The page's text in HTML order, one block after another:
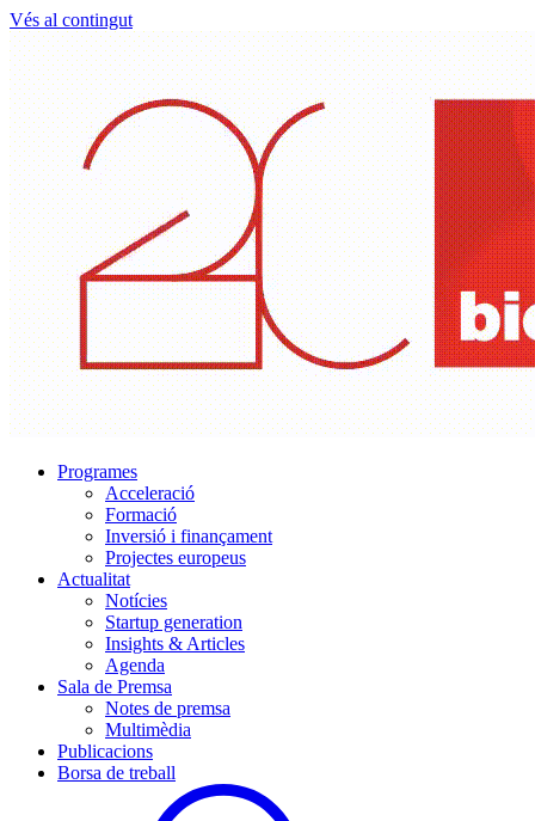
Vés al contingut
Programes
Acceleració
Formació
Inversió i finançament
Projectes europeus
Actualitat
Notícies
Startup generation
Insights & Articles
Agenda
Sala de Premsa
Notes de premsa
Multimèdia
Publicacions
Borsa de treball